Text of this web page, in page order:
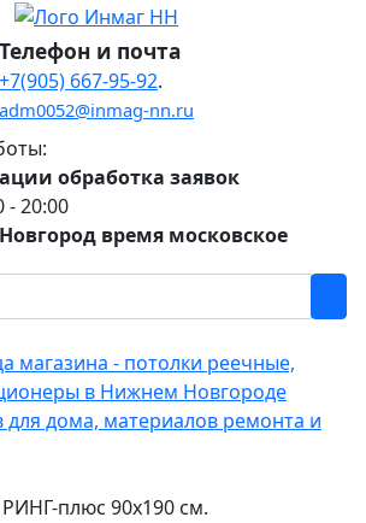
Телефон и почта
+7(905) 667-95-92.
adm0052@inmag-nn.ru
обработка заявок
- 20:00
время московское
магазина - потолки реечные,
в Нижнем Новгороде
для дома, материалов ремонта и
плюс 90х190 см.